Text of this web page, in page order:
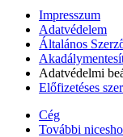
Impresszum
Adatvédelem
Általános
Adatvédelmi
Előfizetéses
Cég
További